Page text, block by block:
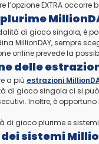
l’opzione EXTRA
di gioco singola, è
MillionDAY, sempre
online prevede la
delle
a più estrazioni
di gioco singola ci si
Inoltre, è
di gioco plurime e
sistemi